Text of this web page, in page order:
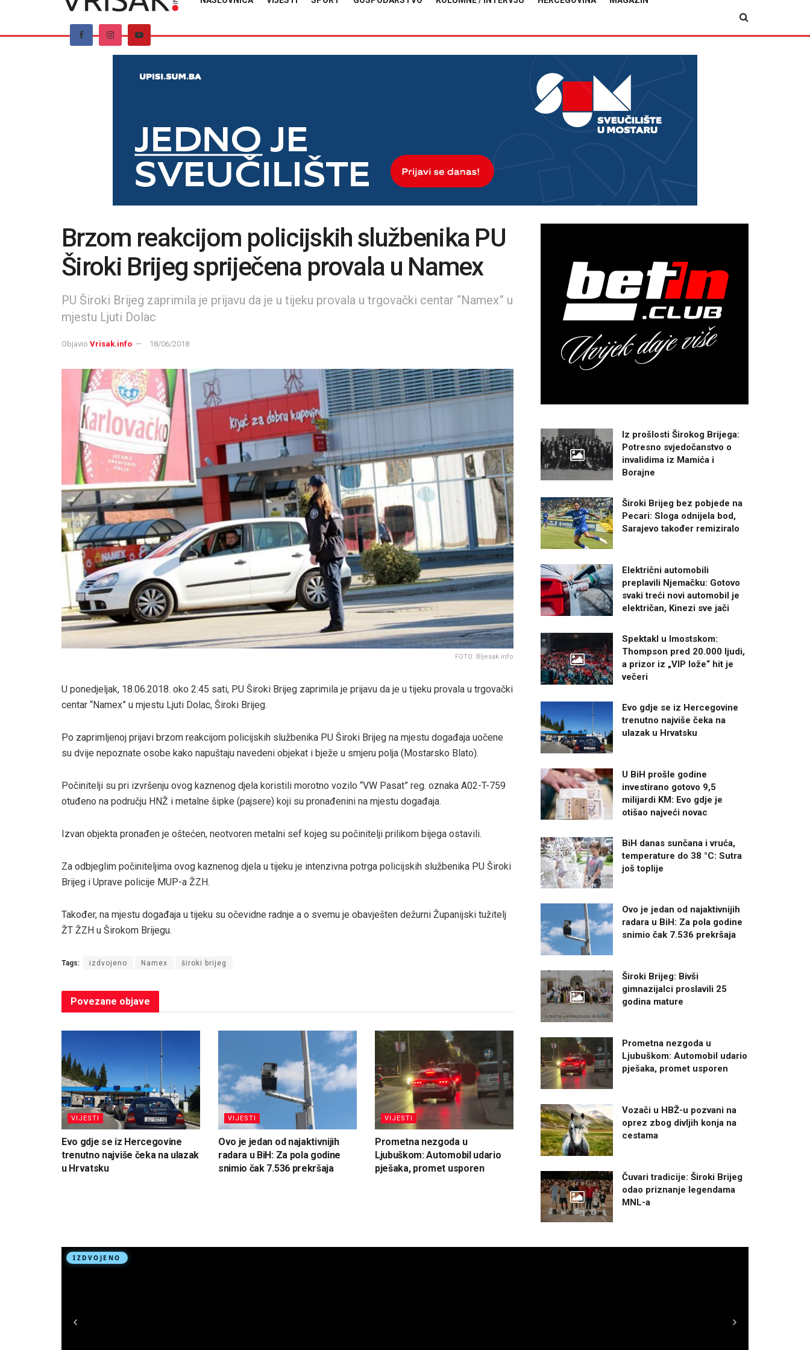
Brzom reakcijom policijskih službenika PU
Široki Brijeg spriječena provala u Namex
PU Široki Brijeg zaprimila je prijavu da je u tijeku provala u trgovački centar “Namex” u
mjestu Ljuti Dolac
Objavio Vrisak.info 18/06/2018
FOTO: Bljesak.info
U ponedjeljak, 18.06.2018. oko 2:45 sati, PU Široki Brijeg zaprimila je prijavu da je u tijeku provala u trgovački
centar “Namex” u mjestu Ljuti Dolac, Široki Brijeg.
Po zaprimljenoj prijavi brzom reakcijom policijskih službenika PU Široki Brijeg na mjestu događaja uočene
su dvije nepoznate osobe kako napuštaju navedeni objekat i bježe u smjeru polja (Mostarsko Blato).
Počinitelji su pri izvršenju ovog kaznenog djela koristili morotno vozilo “VW Pasat” reg. oznaka A02-T-759
otuđeno na području HNŽ i metalne šipke (pajsere) koji su pronađenini na mjestu događaja.
Izvan objekta pronađen je oštećen, neotvoren metalni sef kojeg su počinitelji prilikom bijega ostavili.
Za odbjeglim počiniteljima ovog kaznenog djela u tijeku je intenzivna potrga policijskih službenika PU Široki
Brijeg i Uprave policije MUP-a ŽZH.
Također, na mjestu događaja u tijeku su očevidne radnje a o svemu je obavješten dežurni Županijski tužitelj
ŽT ŽZH u Širokom Brijegu.
Tags: izdvojeno Namex široki brijeg
Povezane objave
VIJESTI
Evo gdje se iz Hercegovine
trenutno najviše čeka na ulazak
u Hrvatsku
VIJESTI
Ovo je jedan od najaktivnijih
radara u BiH: Za pola godine
snimio čak 7.536 prekršaja
VIJESTI
Prometna nezgoda u
Ljubuškom: Automobil udario
pješaka, promet usporen
Iz prošlosti Širokog Brijega:
Potresno svjedočanstvo o
invalidima iz Mamića i
Borajne
Široki Brijeg bez pobjede na
Pecari: Sloga odnijela bod,
Sarajevo također remiziralo
Električni automobili
preplavili Njemačku: Gotovo
svaki treći novi automobil je
električan, Kinezi sve jači
Spektakl u Imostskom:
Thompson pred 20.000 ljudi,
a prizor iz „VIP lože“ hit je
večeri
Evo gdje se iz Hercegovine
trenutno najviše čeka na
ulazak u Hrvatsku
U BiH prošle godine
investirano gotovo 9,5
milijardi KM: Evo gdje je
otišao najveći novac
BiH danas sunčana i vruća,
temperature do 38 °C: Sutra
još toplije
Ovo je jedan od najaktivnijih
radara u BiH: Za pola godine
snimio čak 7.536 prekršaja
Široki Brijeg: Bivši
gimnazijalci proslavili 25
godina mature
Prometna nezgoda u
Ljubuškom: Automobil udario
pješaka, promet usporen
Vozači u HBŽ-u pozvani na
oprez zbog divljih konja na
cestama
Čuvari tradicije: Široki Brijeg
odao priznanje legendama
MNL-a